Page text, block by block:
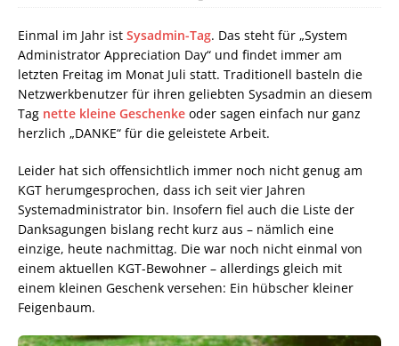
Einmal im Jahr ist Sysadmin-Tag. Das steht für „System
Administrator Appreciation Day“ und findet immer am
letzten Freitag im Monat Juli statt. Traditionell basteln die
Netzwerkbenutzer für ihren geliebten Sysadmin an diesem
Tag nette kleine Geschenke oder sagen einfach nur ganz
herzlich „DANKE“ für die geleistete Arbeit.
Leider hat sich offensichtlich immer noch nicht genug am
KGT herumgesprochen, dass ich seit vier Jahren
Systemadministrator bin. Insofern fiel auch die Liste der
Danksagungen bislang recht kurz aus – nämlich eine
einzige, heute nachmittag. Die war noch nicht einmal von
einem aktuellen KGT-Bewohner – allerdings gleich mit
einem kleinen Geschenk versehen: Ein hübscher kleiner
Feigenbaum.